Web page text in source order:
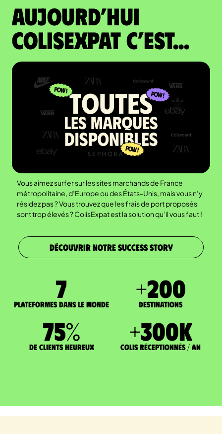
Aujourd’hui
colisexpat c’est...
Vous aimez surfer sur les sites marchands de France
métropolitaine, d’Europe ou des États-Unis, mais vous n’y
résidez pas ? Vous trouvez que les frais de port proposés
sont trop élevés ? ColisExpat est la solution qu’il vous faut !
DÉCOUVRIR NOTRE SUCCESS STORY
7
Plateformes dans le monde
+200
DESTINATIONS
75%
de clients heureux
+300K
Colis réceptionnés / an